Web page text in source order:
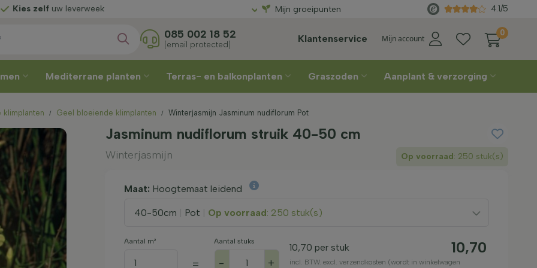
vanaf €450 Rechtstreeksvan de
Mijn groeipunten 4.1/5
Klantenservice Mijn account
0
085 002 18 52
[email protected]
Mediterrane planten Terras- en balkonplanten Graszoden Aanplant & verzorging
klimplanten Geel bloeiende klimplanten Winterjasmijn Jasminum nudiflorum Pot
Jasminum nudiflorum struik 40-50 cm
Winterjasmijn Op voorraad: 250 stuk(s)
Maat: Hoogtemaat leidend
40-50cm Pot Op voorraad: 250 stuk(s)
Aantal m²
=
Aantal stuks
- +
10,70 per stuk 10,70
incl. BTW. excl. verzendkosten (wordt in winkelwagen